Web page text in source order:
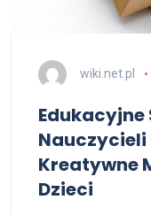
wiki.net.pl
Edukacyjne
Nauczycieli
Kreatywne
Dzieci